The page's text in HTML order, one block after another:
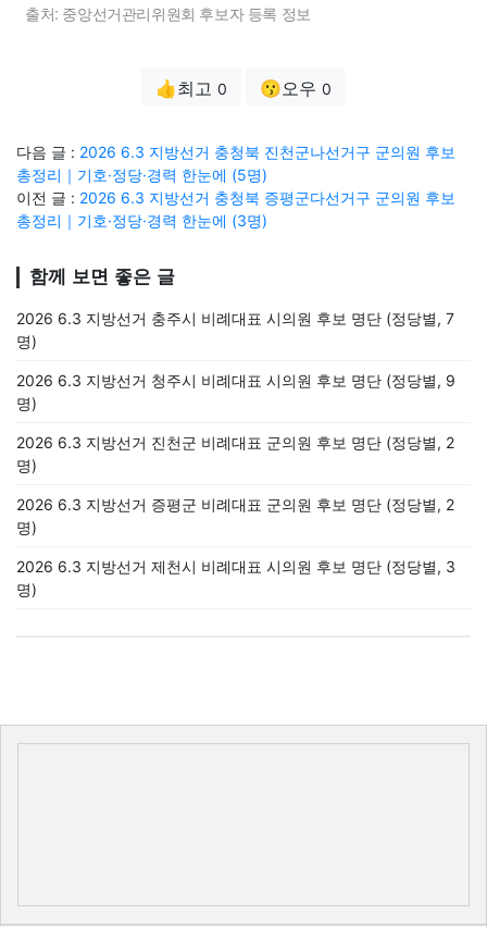
출처: 중앙선거관리위원회 후보자 등록 정보
👍최고 0 😗오우 0
다음 글 : 2026 6.3 지방선거 충청북 진천군나선거구 군의원 후보
총정리｜기호·정당·경력 한눈에 (5명)
이전 글 : 2026 6.3 지방선거 충청북 증평군다선거구 군의원 후보
총정리｜기호·정당·경력 한눈에 (3명)
함께 보면 좋은 글
2026 6.3 지방선거 충주시 비례대표 시의원 후보 명단 (정당별, 7
명)
2026 6.3 지방선거 청주시 비례대표 시의원 후보 명단 (정당별, 9
명)
2026 6.3 지방선거 진천군 비례대표 군의원 후보 명단 (정당별, 2
명)
2026 6.3 지방선거 증평군 비례대표 군의원 후보 명단 (정당별, 2
명)
2026 6.3 지방선거 제천시 비례대표 시의원 후보 명단 (정당별, 3
명)